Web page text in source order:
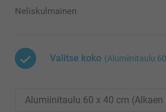
Neliskulmainen
Valitse koko (Alumiinitaulu